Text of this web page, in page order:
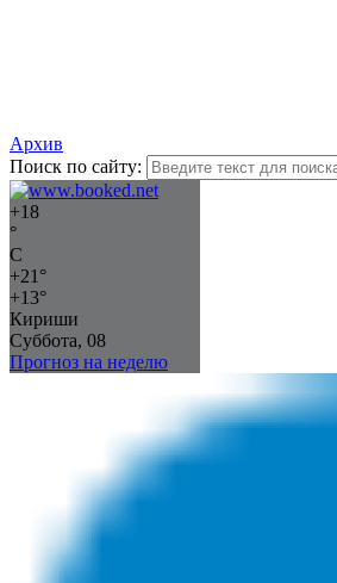
Архив
Поиск по сайту:
+18
°
C
+21°
+13°
Кириши
Суббота, 08
Прогноз на неделю